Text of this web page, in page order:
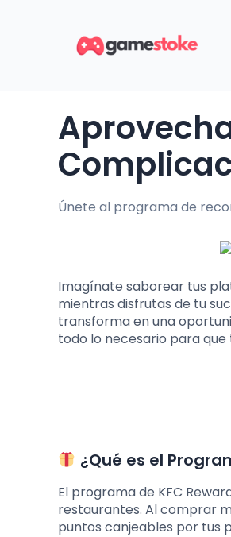
Aprovecha Sabrosas Ofertas Exclusivas sin
Únete al programa de
Imagínate saborear tus
mientras disfrutas de tu
transforma en una
todo lo necesario para
¿Qué es el
El programa de KFC
restaurantes. Al comprar
puntos canjeables por tus